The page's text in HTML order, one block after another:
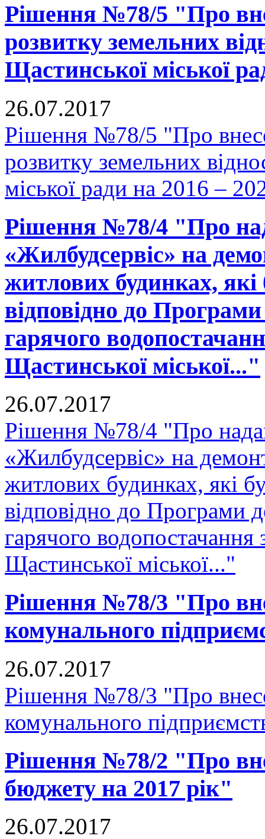
Рішення №78/5 "Про
розвитку земельних
Щастинської міської
26.07.2017
Рішення №78/5 "Про
розвитку земельних
міської ради на 2016 –
Рішення №78/4 "Про
«Жилбудсервіс» на
житлових будинках, які
відповідно до Програми
гарячого
Щастинської міської..."
26.07.2017
Рішення №78/4 "Про
«Жилбудсервіс» на
житлових будинках, які
відповідно до Програми
гарячого
Щастинської міської..."
Рішення №78/3 "Про
комунального
26.07.2017
Рішення №78/3 "Про
комунального
Рішення №78/2 "Про
бюджету на 2017 рік"
26.07.2017